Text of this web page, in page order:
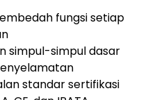
fungsi setiap
simpul-simpul dasar
standar sertifikasi